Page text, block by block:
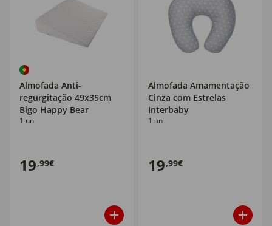
Almofada Anti-
regurgitação 49x35cm
Bigo Happy Bear
1 un
19,99€
Almofada Amamentação
Cinza com Estrelas
Interbaby
1 un
19,99€